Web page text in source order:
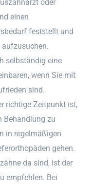
oder
einen
feststellt und
selbständig eine
wenn Sie mit
sind.
richtige Zeitpunkt ist,
Behandlung zu
in regelmäßigen
gehen.
da sind, ist der
empfehlen. Bei